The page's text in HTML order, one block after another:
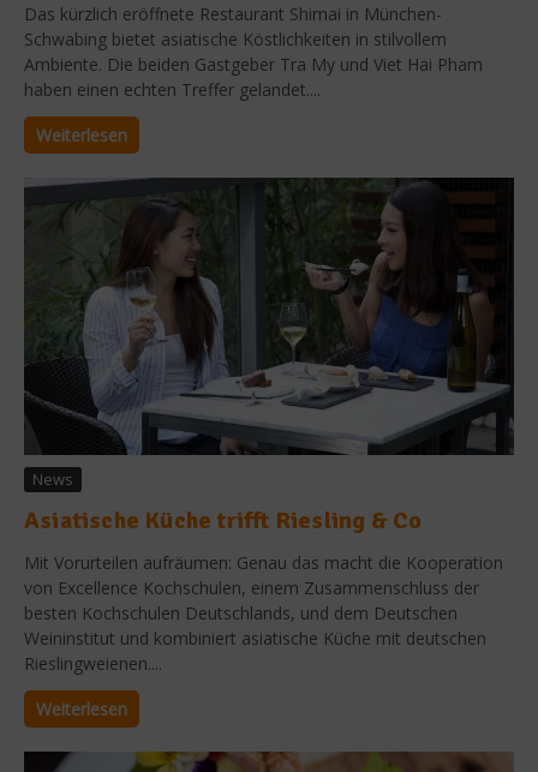
Das kürzlich eröffnete Restaurant Shimai in München-
Schwabing bietet asiatische Köstlichkeiten in stilvollem
Ambiente. Die beiden Gastgeber Tra My und Viet Hai Pham
haben einen echten Treffer gelandet....
Weiterlesen
News
Asiatische Küche trifft Riesling & Co
Mit Vorurteilen aufräumen: Genau das macht die Kooperation
von Excellence Kochschulen, einem Zusammenschluss der
besten Kochschulen Deutschlands, und dem Deutschen
Weininstitut und kombiniert asiatische Küche mit deutschen
Rieslingweienen....
Weiterlesen